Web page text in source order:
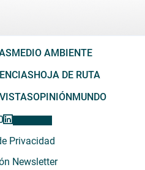
MEDIO AMBIENTE
HOJA DE RUTA
OPINIÓNMUNDO
Privacidad
Newsletter